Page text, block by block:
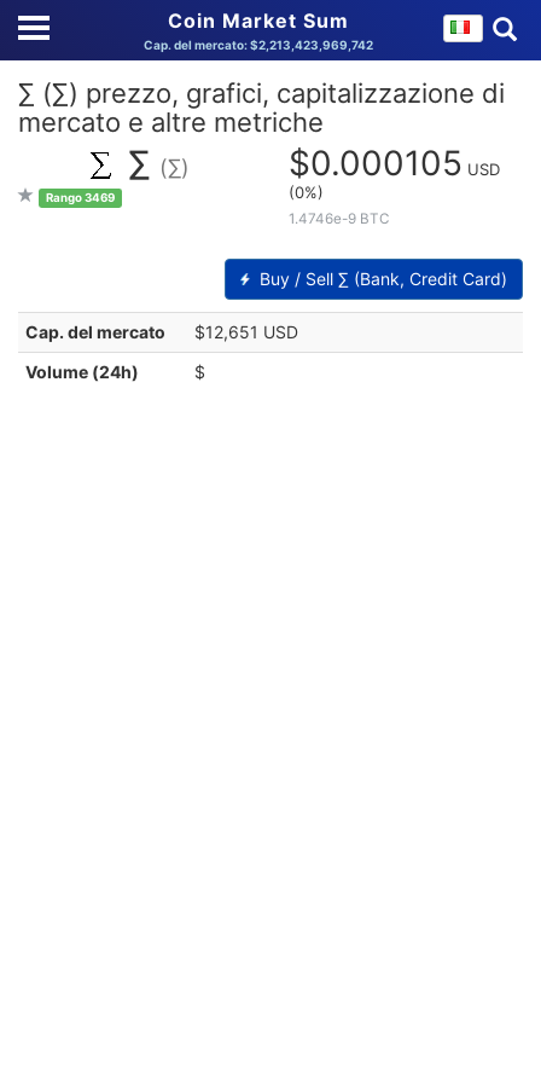
Coin Market Sum
Cap. del mercato: $2,213,423,969,742
∑ (∑) prezzo, grafici, capitalizzazione di
mercato e altre metriche
∑ (∑)
Rango 3469
$0.000105 USD
(0%)
1.4746e-9 BTC
Buy / Sell ∑ (Bank, Credit Card)
Cap. del mercato
$12,651 USD
Volume (24h)
$